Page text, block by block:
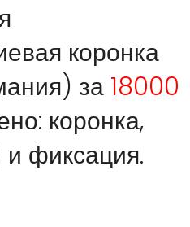
коронка
за 18000
коронка,
и фиксация.